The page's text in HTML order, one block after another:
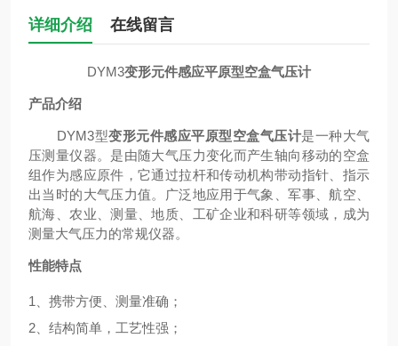
详细介绍 在线留言
DYM3变形元件感应平原型空盒气压计
产品介绍
DYM3型变形元件感应平原型空盒气压计是一种大气
压测量仪器。 是由随大气压力变化而产生轴向移动的空盒
组作为感应原件，它通过拉杆和传动机构带动指针、指示
出当时的大气压力值。
广泛地应用于气象、军事、航空、
航海、农业、测量、地质、工矿企业和科研等领域，成为
测量大气压力的常规仪器。
性能特点
1、 携带方便、测量准确；
2 、结构简单，工艺性强；